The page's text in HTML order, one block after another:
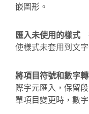
嵌圖形。
匯入未使用的樣式
使樣式未套用到文
將項目符號和數字
際字元匯入，保留
單項目變更時，數